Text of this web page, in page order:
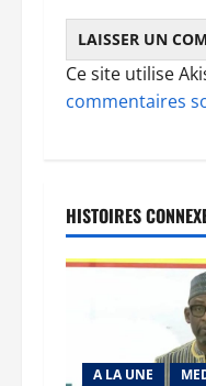
Ce site utilise
commentaires
HISTOIRES
A LA UNE